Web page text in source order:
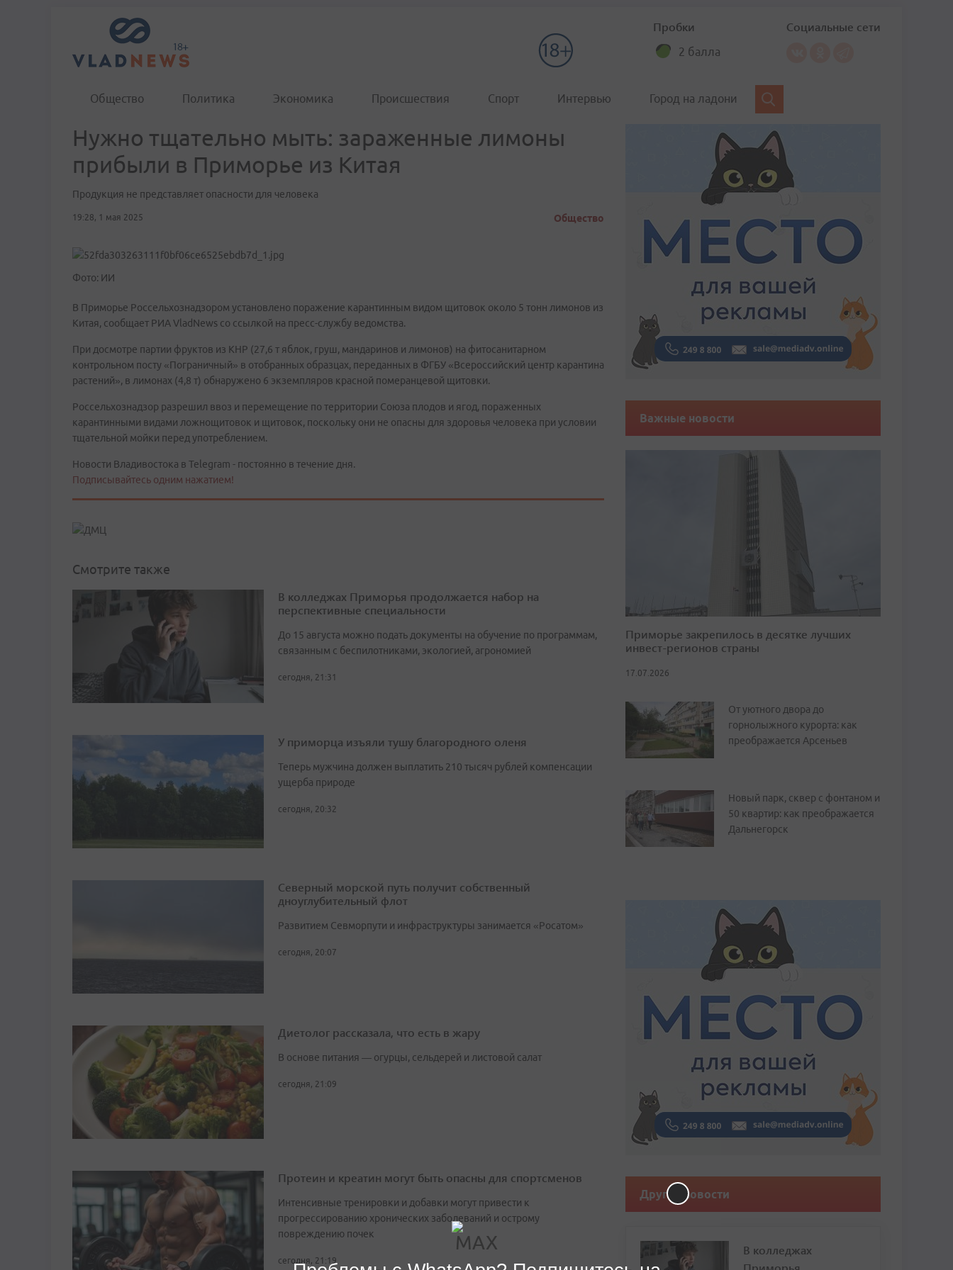
Пробки
2 балла
Социальные сети
Общество Политика Экономика Происшествия Спорт Интервью Город на ладони
Нужно тщательно мыть: зараженные лимоны
прибыли в Приморье из Китая
Продукция не представляет опасности для человека
19:28, 1 мая 2025 Общество
Фото: ИИ
В Приморье Россельхознадзором установлено поражение карантинным видом щитовок около 5 тонн лимонов из
Китая, сообщает РИА VladNews со ссылкой на пресс-службу ведомства.
При досмотре партии фруктов из КНР (27,6 т яблок, груш, мандаринов и лимонов) на фитосанитарном
контрольном посту «Пограничный» в отобранных образцах, переданных в ФГБУ «Всероссийский центр карантина
растений», в лимонах (4,8 т) обнаружено 6 экземпляров красной померанцевой щитовки.
Россельхознадзор разрешил ввоз и перемещение по территории Союза плодов и ягод, пораженных
карантинными видами ложнощитовок и щитовок, поскольку они не опасны для здоровья человека при условии
тщательной мойки перед употреблением.
Новости Владивостока в Telegram - постоянно в течение дня.
Подписывайтесь одним нажатием!
Смотрите также
В колледжах Приморья продолжается набор на
перспективные специальности
До 15 августа можно подать документы на обучение по программам,
связанным с беспилотниками, экологией, агрономией
сегодня, 21:31
У приморца изъяли тушу благородного оленя
Теперь мужчина должен выплатить 210 тысяч рублей компенсации
ущерба природе
сегодня, 20:32
Северный морской путь получит собственный
дноуглубительный флот
Развитием Севморпути и инфраструктуры занимается «Росатом»
сегодня, 20:07
Диетолог рассказала, что есть в жару
В основе питания — огурцы, сельдерей и листовой салат
сегодня, 21:09
Протеин и креатин могут быть опасны для спортсменов
Интенсивные тренировки и добавки могут привести к
прогрессированию хронических заболеваний и острому
повреждению почек
сегодня, 21:19
Важные новости
Приморье закрепилось в десятке лучших
инвест-регионов страны
17.07.2026
От уютного двора до
горнолыжного курорта: как
преображается Арсеньев
Новый парк, сквер с фонтаном и
50 квартир: как преображается
Дальнегорск
Другие новости
В колледжах